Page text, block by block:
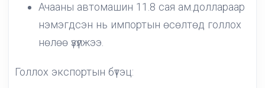
Ачааны автомашин 11.8 сая ам.доллараар
нэмэгдсэн нь импортын өсөлтөд голлох
нөлөө үзүүлжээ.
Голлох экспортын бүтэц: